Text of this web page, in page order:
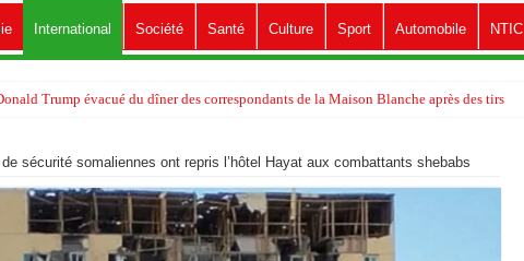
International Société Santé Culture Sport Automobile NTIC
Trump évacué du dîner des correspondants de la Maison Blanche après des tirs
sécurité somaliennes ont repris l’hôtel Hayat aux combattants shebabs